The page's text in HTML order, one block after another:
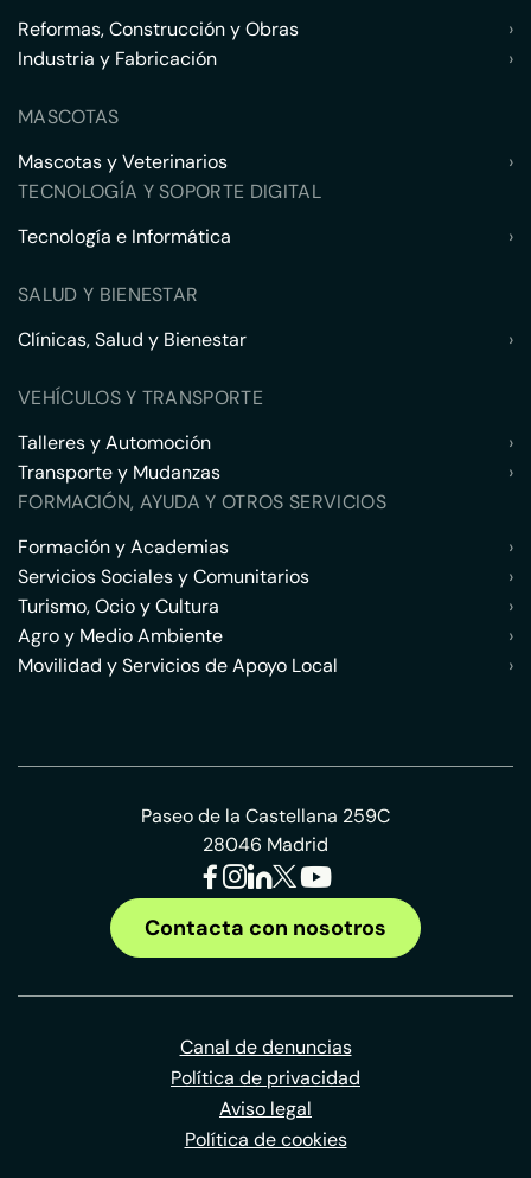
Reformas, Construcción y Obras
›
Industria y Fabricación
›
MASCOTAS
Mascotas y Veterinarios
›
TECNOLOGÍA Y SOPORTE DIGITAL
Tecnología e Informática
›
SALUD Y BIENESTAR
Clínicas, Salud y Bienestar
›
VEHÍCULOS Y TRANSPORTE
Talleres y Automoción
›
Transporte y Mudanzas
›
FORMACIÓN, AYUDA Y OTROS SERVICIOS
Formación y Academias
›
Servicios Sociales y Comunitarios
›
Turismo, Ocio y Cultura
›
Agro y Medio Ambiente
›
Movilidad y Servicios de Apoyo Local
›
Paseo de la Castellana 259C
28046 Madrid
Contacta con nosotros
Canal de denuncias
Política de privacidad
Aviso legal
Política de cookies